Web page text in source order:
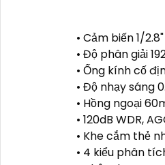
• Cảm biến 1/
• Độ phân giải
• Ống kính cố
• Độ nhạy sáng
• Hồng ngoại
• 120dB WDR,
• Khe cắm thẻ
• 4 kiểu phân